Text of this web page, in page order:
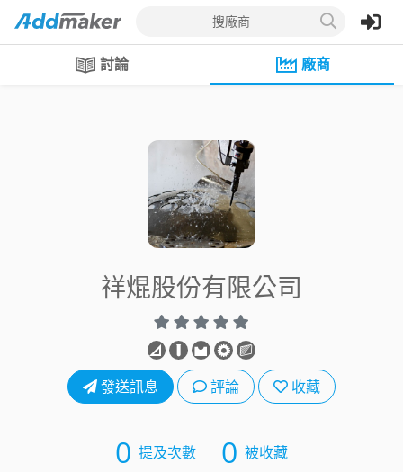
搜廠商
討論 廠商
祥焜股份有限公司
發送訊息 評論 收藏
0 提及次數 0 被收藏